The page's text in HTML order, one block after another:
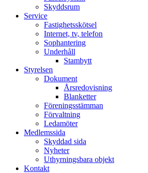
Skyddsrum
Service
Fastighetsskötsel
Internet, tv, telefon
Sophantering
Underhåll
Stambytt
Styrelsen
Dokument
Årsredovisning
Blanketter
Föreningsstämman
Förvaltning
Ledamöter
Medlemssida
Skyddad sida
Nyheter
Uthyrningsbara objekt
Kontakt